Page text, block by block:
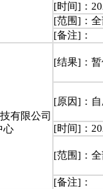
[时间]：
[范围]：
[备注]：
有限公司
心
[结果]：
[原因]：
[时间]：
[范围]：
[备注]：